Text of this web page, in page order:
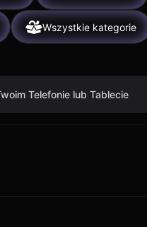
Wszystkie kategorie
Telefonie lub Tablecie